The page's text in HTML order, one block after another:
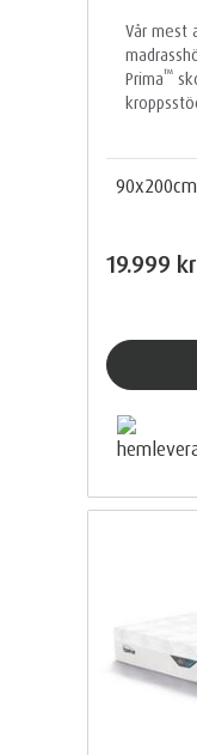
Vår mest
Prima™
90x200cm
19.999 kr